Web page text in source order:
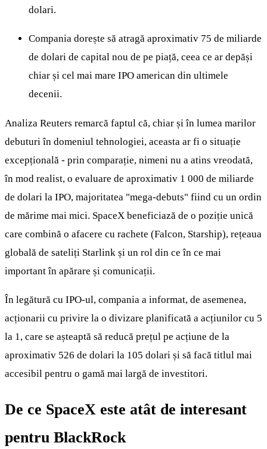
dolari.
Compania dorește să atragă aproximativ 75 de miliarde
de dolari de capital nou de pe piață, ceea ce ar depăși
chiar și cel mai mare IPO american din ultimele
decenii.
Analiza Reuters remarcă faptul că, chiar și în lumea marilor
debuturi în domeniul tehnologiei, aceasta ar fi o situație
excepțională - prin comparație, nimeni nu a atins vreodată,
în mod realist, o evaluare de aproximativ 1 000 de miliarde
de dolari la IPO, majoritatea "mega-debuts" fiind cu un ordin
de mărime mai mici. SpaceX beneficiază de o poziție unică
care combină o afacere cu rachete (Falcon, Starship), rețeaua
globală de sateliți Starlink și un rol din ce în ce mai
important în apărare și comunicații.
În legătură cu IPO-ul, compania a informat, de asemenea,
acționarii cu privire la o divizare planificată a acțiunilor cu 5
la 1, care se așteaptă să reducă prețul pe acțiune de la
aproximativ 526 de dolari la 105 dolari și să facă titlul mai
accesibil pentru o gamă mai largă de investitori.
De ce SpaceX este atât de interesant
pentru BlackRock